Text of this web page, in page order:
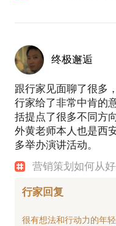
终极邂逅
跟行家见面聊了很多
行家给了非常中肯的
括提点了很多不同方
外黄老师本人也是西
多举办演讲活动。
营销策划如何从
行家回复
很有想法和行动力的年